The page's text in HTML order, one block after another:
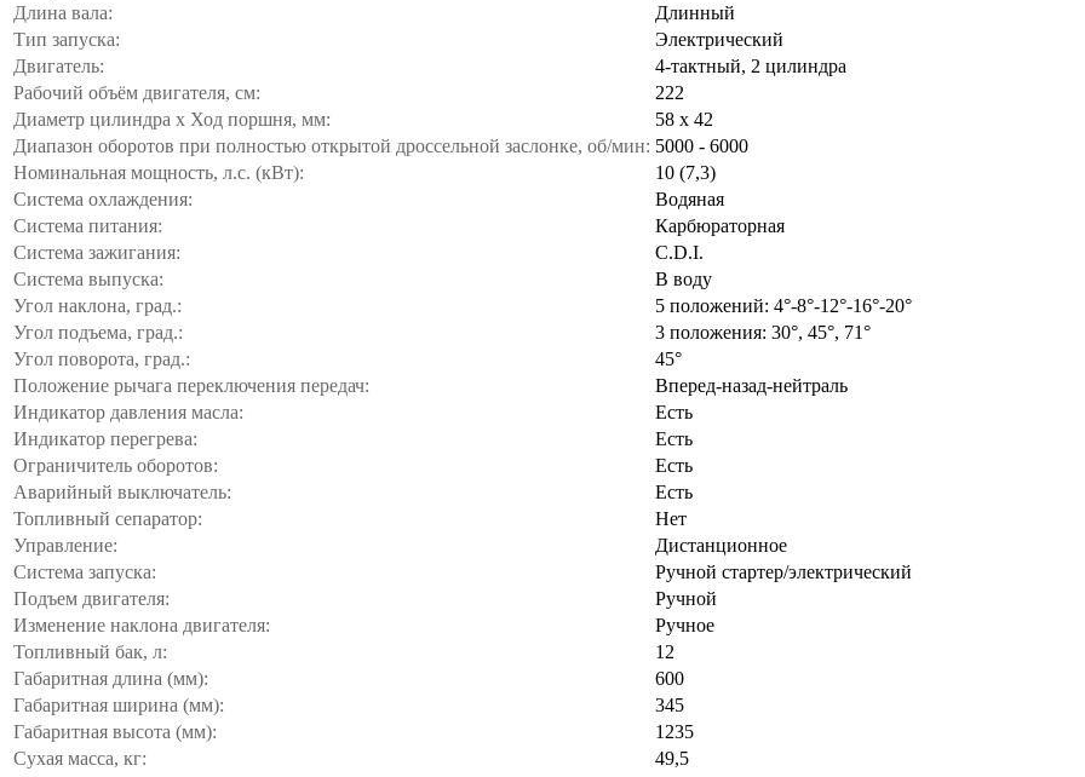
Длина вала:
Длинный
Тип запуска:
Электрический
Двигатель:
4-тактный, 2 цилиндра
Рабочий объём двигателя, см:
222
Диаметр цилиндра x Ход поршня, мм:
58 x 42
Диапазон оборотов при полностью открытой дроссельной заслонке, об/мин: 5000 - 6000
Номинальная мощность, л.с. (кВт):
10 (7,3)
Система охлаждения:
Водяная
Система питания:
Карбюраторная
Система зажигания:
C.D.I.
Система выпуска:
В воду
Угол наклона, град.:
5 положений: 4°-8°-12°-16°-20°
Угол подъема, град.:
3 положения: 30°, 45°, 71°
Угол поворота, град.:
45°
Положение рычага переключения передач:
Вперед-назад-нейтраль
Индикатор давления масла:
Есть
Индикатор перегрева:
Есть
Ограничитель оборотов:
Есть
Аварийный выключатель:
Есть
Топливный сепаратор:
Нет
Управление:
Дистанционное
Система запуска:
Ручной стартер/электрический
Подъем двигателя:
Ручной
Изменение наклона двигателя:
Ручное
Топливный бак, л:
12
Габаритная длина (мм):
600
Габаритная ширина (мм):
345
Габаритная высота (мм):
1235
Сухая масса, кг:
49,5